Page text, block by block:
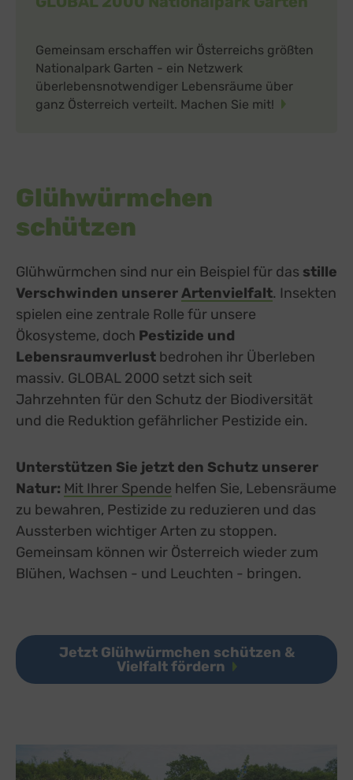
Gemeinsam erschaffen wir Österreichs größten
Nationalpark Garten - ein Netzwerk
überlebensnotwendiger Lebensräume über
ganz Österreich verteilt. Machen Sie mit!
Glühwürmchen
schützen
Glühwürmchen sind nur ein Beispiel für das stille
Verschwinden unsererArtenvielfalt. Insekten
spielen eine zentrale Rolle für unsere
Ökosysteme, doch Pestizide und
Lebensraumverlust bedrohen ihr Überleben
massiv. GLOBAL 2000 setzt sich seit
Jahrzehnten für den Schutz der Biodiversität
und die Reduktion gefährlicher Pestizide ein.
Unterstützen Sie jetzt den Schutz unserer
Natur: Mit Ihrer Spende helfen Sie, Lebensräume
zu bewahren, Pestizide zu reduzieren und das
Aussterben wichtiger Arten zu stoppen.
Gemeinsam können wir Österreich wieder zum
Blühen, Wachsen - und Leuchten - bringen.
Jetzt Glühwürmchen schützen &
Vielfalt fördern